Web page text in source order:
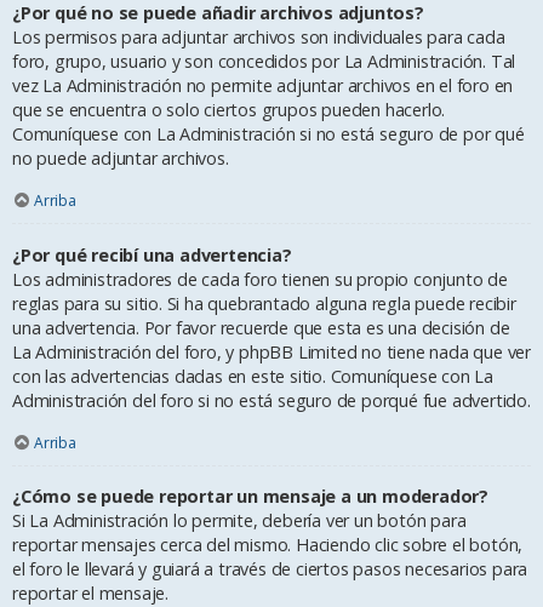
¿Por qué no se puede añadir archivos adjuntos?
Los permisos para adjuntar archivos son individuales para cada
foro, grupo, usuario y son concedidos por La Administración. Tal
vez La Administración no permite adjuntar archivos en el foro en
que se encuentra o solo ciertos grupos pueden hacerlo.
Comuníquese con La Administración si no está seguro de por qué
no puede adjuntar archivos.
Arriba
¿Por qué recibí una advertencia?
Los administradores de cada foro tienen su propio conjunto de
reglas para su sitio. Si ha quebrantado alguna regla puede recibir
una advertencia. Por favor recuerde que esta es una decisión de
La Administración del foro, y phpBB Limited no tiene nada que ver
con las advertencias dadas en este sitio. Comuníquese con La
Administración del foro si no está seguro de porqué fue advertido.
Arriba
¿Cómo se puede reportar un mensaje a un moderador?
Si La Administración lo permite, debería ver un botón para
reportar mensajes cerca del mismo. Haciendo clic sobre el botón,
el foro le llevará y guiará a través de ciertos pasos necesarios para
reportar el mensaje.